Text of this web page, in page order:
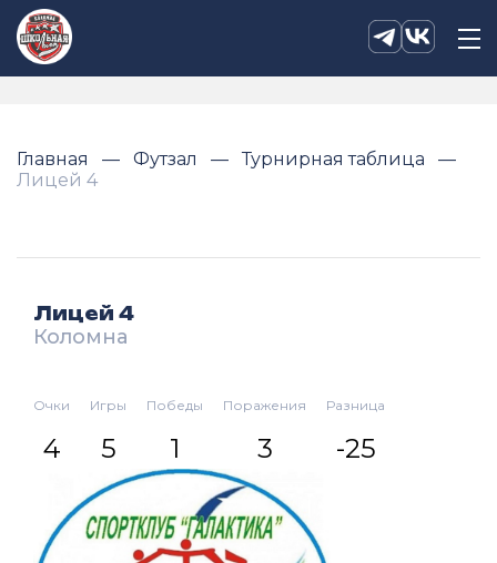
Главная Футзал
Турнирная таблица
Лицей 4
Лицей 4
Коломна
Очки
4
Игры
5
Победы
1
Поражения
3
Разница
-25